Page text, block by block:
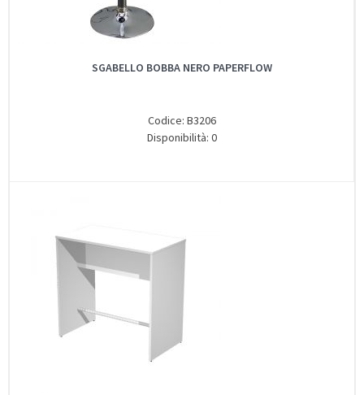
SGABELLO BOBBA NERO PAPERFLOW
Codice: B3206
Disponibilità: 0